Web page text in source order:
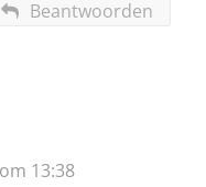
Beantwoorden
13:38